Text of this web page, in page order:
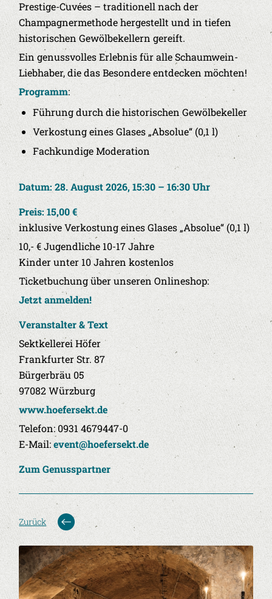
Prestige-Cuvées – traditionell nach der
Champagnermethode hergestellt und in tiefen
historischen Gewölbekellern gereift.
Ein genussvolles Erlebnis für alle Schaumwein-
Liebhaber, die das Besondere entdecken möchten!
Programm:
Führung durch die historischen Gewölbekeller
Verkostung eines Glases „Absolue“ (0,1 l)
Fachkundige Moderation
Datum: 28. August 2026, 15:30 – 16:30 Uhr
Preis: 15,00 €
inklusive Verkostung eines Glases „Absolue“ (0,1 l)
10,- € Jugendliche 10-17 Jahre
Kinder unter 10 Jahren kostenlos
Ticketbuchung über unseren Onlineshop:
Jetzt anmelden!
Veranstalter & Text
Sektkellerei Höfer
Frankfurter Str. 87
Bürgerbräu 05
97082 Würzburg
www.hoefersekt.de
Telefon: 0931 4679447-0
E-Mail:event@hoefersekt.de
Zum Genusspartner
Zurück